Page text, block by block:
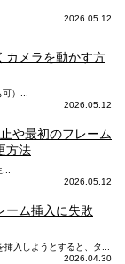
デオ
モード
30/60fps
影
60fps
2026.05.12
カメラを動かす方
）...
2026.05.12
や最初のフレーム
方法
2026.05.12
ーム挿入に失敗
入しようとすると、タ...
2026.04.30